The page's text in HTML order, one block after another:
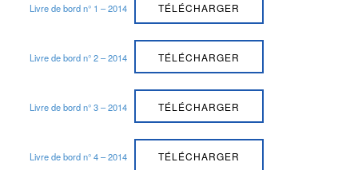
Livre de bord n° 1 – 2014 TÉLÉCHARGER
Livre de bord n° 2 – 2014 TÉLÉCHARGER
Livre de bord n° 3 – 2014 TÉLÉCHARGER
Livre de bord n° 4 – 2014 TÉLÉCHARGER